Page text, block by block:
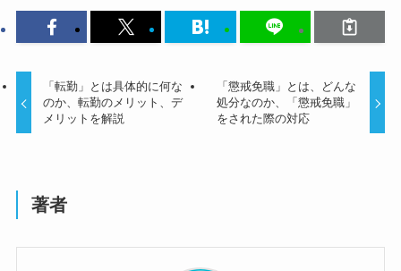
「転勤」とは具体的に何な
のか、転勤のメリット、デ
メリットを解説
「懲戒免職」とは、どんな
処分なのか、「懲戒免職」
をされた際の対応
著者